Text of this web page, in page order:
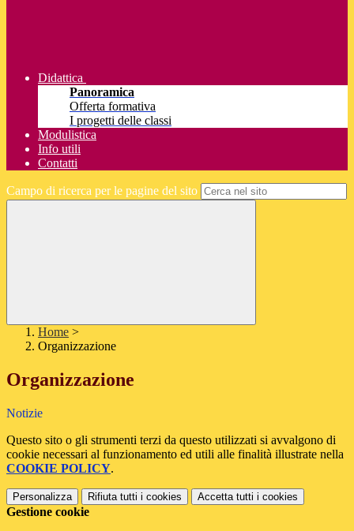
Didattica
Panoramica
Offerta formativa
I progetti delle classi
Modulistica
Info utili
Contatti
Campo di ricerca per le pagine del sito
Home >
Organizzazione
Organizzazione
Notizie
Questo sito o gli strumenti terzi da questo utilizzati si avvalgono di
cookie necessari al funzionamento ed utili alle finalità illustrate nella
COOKIE POLICY.
Personalizza Rifiuta tutti i cookies Accetta tutti i cookies
Gestione cookie